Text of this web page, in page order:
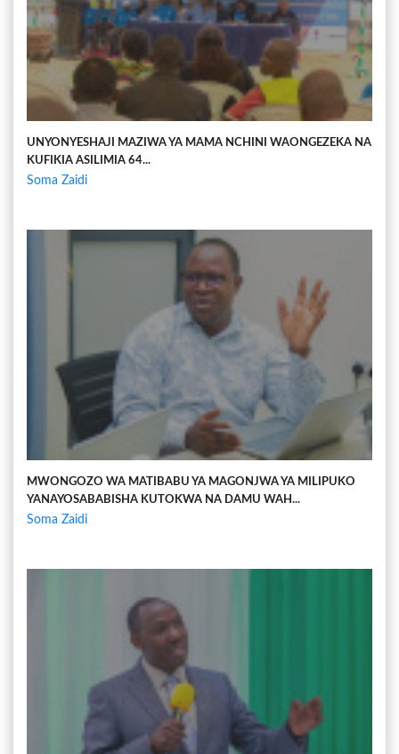
UNYONYESHAJI MAZIWA YA MAMA NCHINI WAONGEZEKA NA
KUFIKIA ASILIMIA 64...
Soma Zaidi
MWONGOZO WA MATIBABU YA MAGONJWA YA MILIPUKO
YANAYOSABABISHA KUTOKWA NA DAMU WAH...
Soma Zaidi